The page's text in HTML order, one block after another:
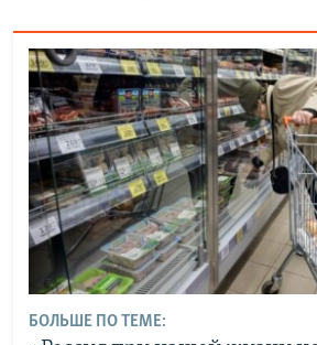
БОЛЬШЕ ПО ТЕМЕ: